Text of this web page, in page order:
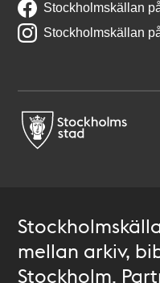
Stockholmskällan
Stockholmskällan
mellan arkiv,
Stockholm.